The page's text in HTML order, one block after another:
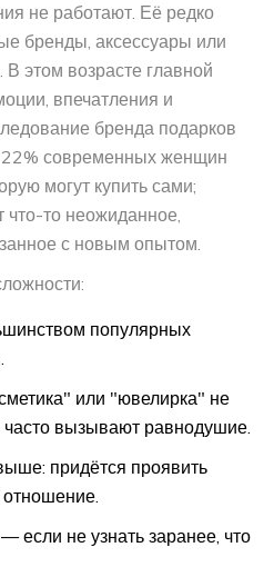
не работают. Её редко
бренды, аксессуары или
этом возрасте главной
впечатления и
бренда подарков
22% современных женщин
могут купить сами;
что-то неожиданное,
с новым опытом.
популярных
или "ювелирка" не
часто вызывают равнодушие.
придётся проявить
отношение.
если не узнать заранее, что